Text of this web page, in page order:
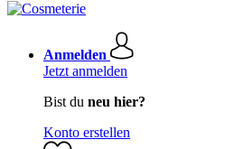
Anmelden
Jetzt anmelden
Bist du neu hier?
Konto erstellen